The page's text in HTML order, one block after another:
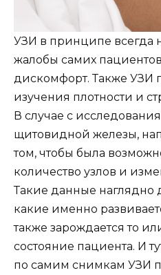
УЗИ в принципе всегда
жалобы самих
дискомфорт. Также УЗИ
изучения плотности и
В случае с
щитовидной железы,
том, чтобы была
количество узлов и
Такие данные наглядно
какие именно
также зарождается то
состояние пациента. И
по самим снимкам УЗИ